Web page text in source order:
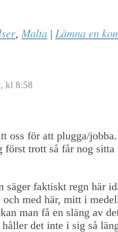
,Malta | Lämna en
kl 8:58
oss för att plugga/
först trott så får nog
säger faktiskt regn här
med här, mitt i
man få en släng av
det inte i sig så